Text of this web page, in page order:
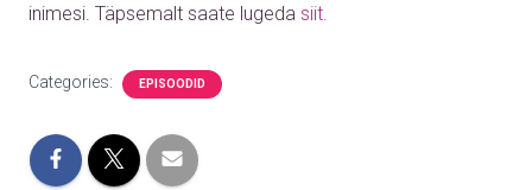
inimesi. Täpsemalt saate lugeda siit.
Categories: EPISOODID